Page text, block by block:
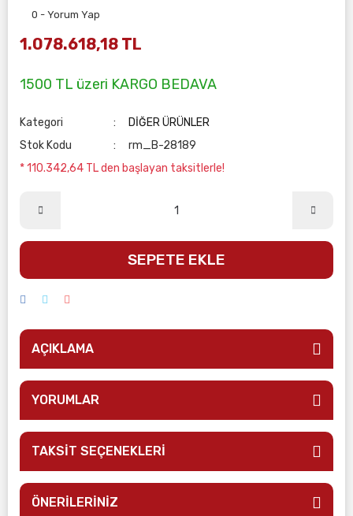
0 - Yorum Yap
1.078.618,18 TL
1500 TL üzeri KARGO BEDAVA
Kategori
DİĞER ÜRÜNLER
Stok Kodu
rm_B-28189
* 110.342,64 TL den başlayan taksitlerle!
SEPETE EKLE
AÇIKLAMA
YORUMLAR
TAKSİT SEÇENEKLERİ
ÖNERİLERİNİZ